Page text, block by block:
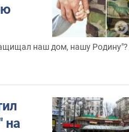
наш дом, нашу
на